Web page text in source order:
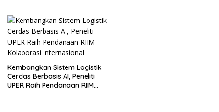
Kembangkan Sistem Logistik
Cerdas Berbasis AI, Peneliti
UPER Raih Pendanaan RIIM